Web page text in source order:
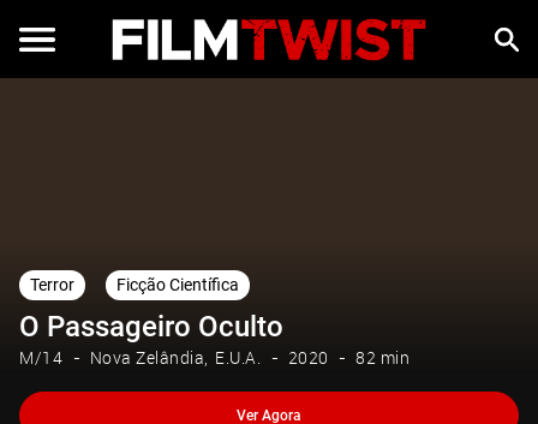
Terror Ficção Científica
O Passageiro Oculto
M/14 Nova Zelândia E.U.A. 2020 82 min
Ver Agora